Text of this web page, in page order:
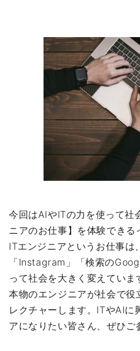
今回はAIやITの力を使って社
ニアのお仕事】を体験できる
ITエンジニアというお仕事
「Instagram」「検索の
って社会を大きく変えていま
本物のエンジニアが社会で役
レクチャーします。ITやAIに
アになりたい皆さん、ぜひご